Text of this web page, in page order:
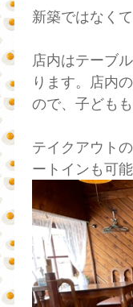
新築ではなく
店内はテーブ
ります。店内
ので、子ども
テイクアウト
ートインも可